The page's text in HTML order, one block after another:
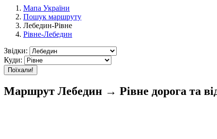
Мапа України
Пошук маршруту
Лебедин-Рівне
Рівне-Лебедин
Звідки:
Куди:
Поїхали!
Маршрут Лебедин → Рівне дорога та